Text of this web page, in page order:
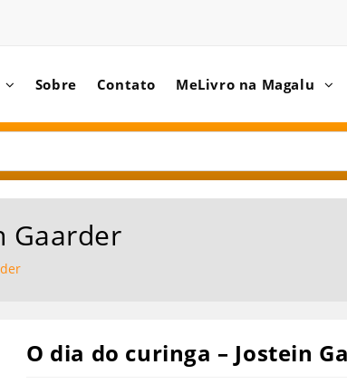
Sobre Contato MeLivro na Magalu
Gaarder
O dia do curinga – Jostein